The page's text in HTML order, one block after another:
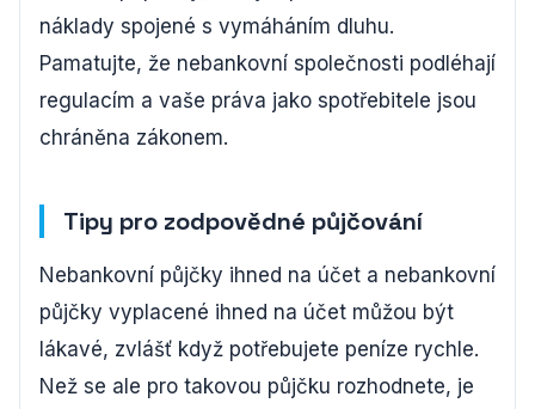
náklady spojené s vymáháním dluhu.
Pamatujte, že nebankovní společnosti podléhají
regulacím a vaše práva jako spotřebitele jsou
chráněna zákonem.
Tipy pro zodpovědné půjčování
Nebankovní půjčky ihned na účet a nebankovní
půjčky vyplacené ihned na účet můžou být
lákavé, zvlášť když potřebujete peníze rychle.
Než se ale pro takovou půjčku rozhodnete, je